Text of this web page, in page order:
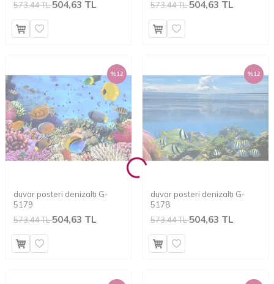
573,44 TL504,63 TL
573,44 TL504,63 TL
%12
duvar posteri denizaltı G-
5179
573,44 TL504,63 TL
%12
duvar posteri denizaltı G-
5178
573,44 TL504,63 TL